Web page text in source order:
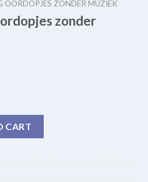
OORDOPJES ZONDER MUZIEK
zonder
zonder muziek quantity
CART